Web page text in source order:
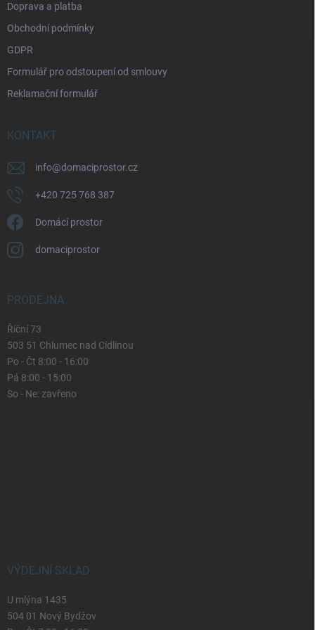
Doprava a platba
Obchodní podmínky
GDPR
Formulář pro odstoupení od smlouvy
Reklamační formulář
KONTAKT
info@domaciprostor.cz
+420 725 768 387
Domácí prostor
domaciprostor
PRODEJNA
Říční 73
503 51 Chlumec nad Cidlinou
Po - Čt 8:00 - 16:00
Pá 8:00 - 15:00
So - Ne: zavřeno
VÝDEJNÍ SKLAD
U mlýna 1435
504 01 Nový Bydžov